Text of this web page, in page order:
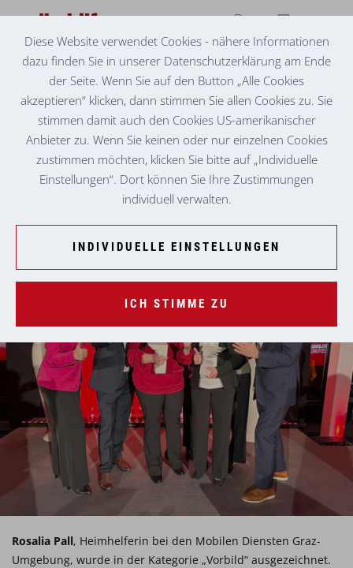
VITA-PFLEGEAWARD 2024
PFLEGE MIT HERZ UND HINGABE
Am 21. November stand die Pflege im Rampenlicht: Der
Vita-Pflegeaward der Kleinen Zeitung wurde zum dritten Mal
verliehen. Eine Bühne, um herausragende Leistungen in der
Pflege zu würdigen – und ein besonderer Abend für die
Volkshilfe, die gleich zwei Gewinnerinnen aus den eigenen
Rosalia Pall, Heimhelferin bei den Mobilen Diensten Graz-
Umgebung, wurde in der Kategorie „Vorbild“ ausgezeichnet.
Diese Website verwendet Cookies - nähere Informationen
dazu finden Sie in unserer Datenschutzerklärung am Ende
der Seite. Wenn Sie auf den Button „Alle Cookies
akzeptieren“ klicken, dann stimmen Sie allen Cookies zu. Sie
stimmen damit auch den Cookies US-amerikanischer
Anbieter zu. Wenn Sie keinen oder nur einzelnen Cookies
zustimmen möchten, klicken Sie bitte auf „Individuelle
Einstellungen“. Dort können Sie Ihre Zustimmungen
individuell verwalten.
INDIVIDUELLE EINSTELLUNGEN
ICH STIMME ZU